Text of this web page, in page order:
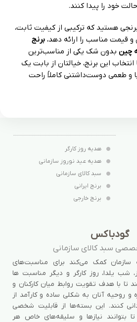
خود را پیدا کنند.
هستید که ترکیبی از کیفیت ثابت،
قیمت مناسب را ارائه دهد، برنج
بدون شک یکی از مناسب‌ترین
این برنج، خیالتان از بابت یک
و طعمی دوست‌داشتنی کاملاً راحت
هدیه روز کارگر
هدیه عید نوروز سازمانی
سبد کالای سازمانی
برنج ایرانی
برنج خارجی
گودباکس
سبد کالای سازمانی
سازمان کمک می‌کند برای مناسبت‌های
شب یلدا، روز کارگر و دیگر مناسبت ها
تا با هدف تقویت روابط میان کارکنان و
و روحیه آنان به شکلی ساده و کارآمد از
کنند. این بسته‌ها از قابلیت شخصی
بتوانند نیازها و سلیقه‌های خاص هر